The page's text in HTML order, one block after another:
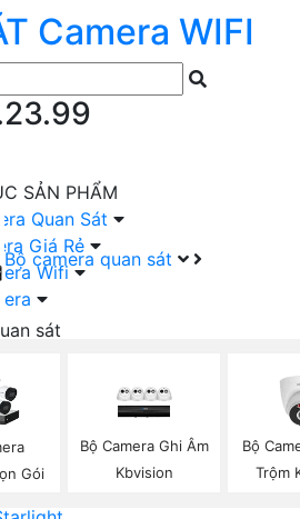
Camera WIFI
SẢN PHẨM
Bộ camera quan sát
sát
Trọn Bộ
Trọn Bộ
Trọn Bộ
Dùng
Quan Sát
Giá Rẻ
Wifi
Gói
Bộ Camera Ghi Âm
Kbvision
Bộ
Trộm